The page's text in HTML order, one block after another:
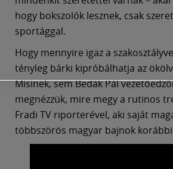
hogy bokszolók lesznek, csak
sportággal.
Hogy mennyire igaz a
tényleg bárki kipróbálhatja az
Misinek, sem Bedák Pál
megnézzük, mire megy a rutinos
Fradi TV riporterével, aki saját
többszörös magyar bajnok